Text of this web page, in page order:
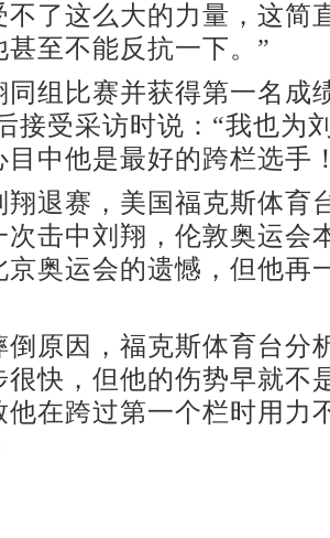
不了这么大的力量，这简
甚至不能反抗一下。”
比赛并获得第一名成
接受采访时说：“我也为
目中他是最好的跨栏选手
赛，美国福克斯体育
次击中刘翔，伦敦奥运会
京奥运会的遗憾，但他再
因，福克斯体育台分
很快，但他的伤势早就不
他在跨过第一个栏时用力